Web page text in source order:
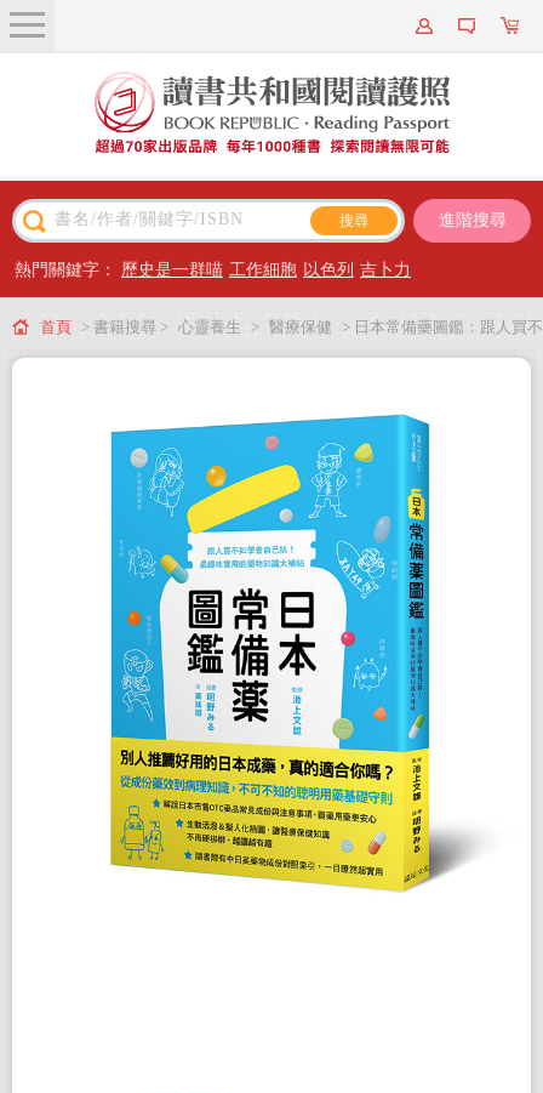
關於我們
近期新書
主題閱讀
出版專區
會員專屬
進階搜尋
熱門關鍵字： 歷史是一群喵 工作細胞 以色列 吉卜力
首頁 > 書籍搜尋 > 心靈養生 > 醫療保健 > 日本常備藥圖鑑：跟人買不